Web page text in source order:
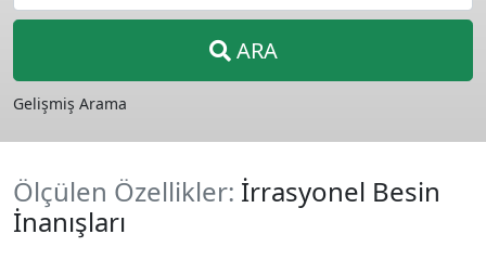
ARA
Gelişmiş Arama
Ölçülen Özellikler: İrrasyonel Besin
İnanışları